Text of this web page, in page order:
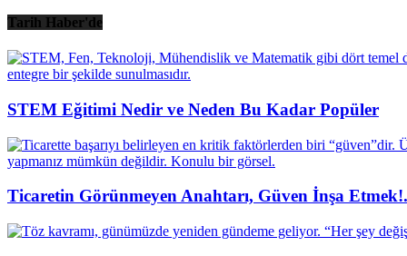
Tarih Haber'de
STEM Eğitimi Nedir ve Neden Bu Kadar Popüler
Ticaretin Görünmeyen Anahtarı, Güven İnşa Etmek!.